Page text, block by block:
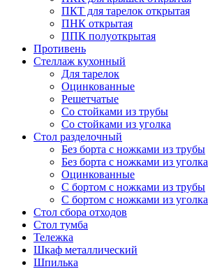
ПКТ для тарелок открытая
ПНК открытая
ППК полуоткрытая
Противень
Стеллаж кухонный
Для тарелок
Оцинкованные
Решетчатые
Со стойками из трубы
Со стойками из уголка
Стол разделочный
Без борта с ножками из трубы
Без борта с ножками из уголка
Оцинкованные
С бортом с ножками из трубы
С бортом с ножками из уголка
Стол сбора отходов
Стол тумба
Тележка
Шкаф металлический
Шпилька